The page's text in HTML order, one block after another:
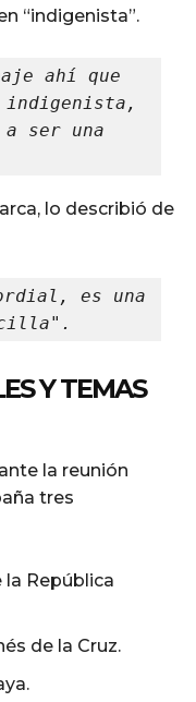
“indigenista”.
ahí que
indigenista,
a ser una
lo describió de
es una
Y TEMAS
la reunión
tres
República
de la Cruz.